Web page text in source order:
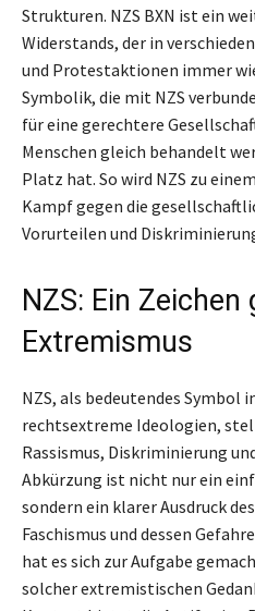
Strukturen. NZS BXN ist ein
Widerstands, der in
und Protestaktionen immer
Symbolik, die mit NZS
für eine gerechtere
Menschen gleich behandelt
Platz hat. So wird NZS zu
Kampf gegen die
Vorurteilen und
NZS: Ein Zeichen
Extremismus
NZS, als bedeutendes Symbol
rechtsextreme Ideologien,
Rassismus, Diskriminierung
Abkürzung ist nicht nur ein
sondern ein klarer Ausdruck
Faschismus und dessen
hat es sich zur Aufgabe
solcher extremistischen